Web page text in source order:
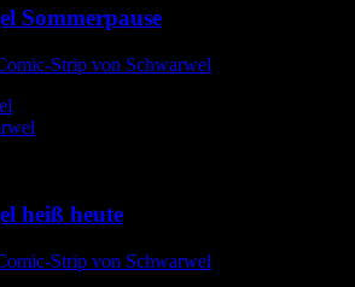
Sommerpause
Strip von Schwarwel
heiß heute
Strip von Schwarwel